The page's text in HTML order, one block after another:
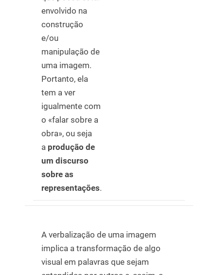
envolvido na
construção
e/ou
manipulação de
uma imagem.
Portanto, ela
tem a ver
igualmente com
o «falar sobre a
obra», ou seja
a produção de
um discurso
sobre as
representações.
A verbalização de uma imagem
implica a transformação de algo
visual em palavras que sejam